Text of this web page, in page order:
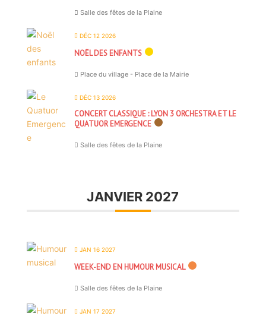
Salle des fêtes de la Plaine
DÉC 12 2026
NOËL DES ENFANTS
Place du village - Place de la Mairie
DÉC 13 2026
CONCERT CLASSIQUE : LYON 3 ORCHESTRA ET LE
QUATUOR EMERGENCE
Salle des fêtes de la Plaine
JANVIER 2027
JAN 16 2027
WEEK-END EN HUMOUR MUSICAL
Salle des fêtes de la Plaine
JAN 17 2027